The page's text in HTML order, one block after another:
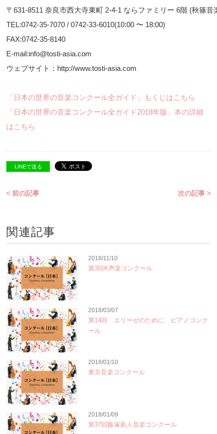
〒631-8511 奈良市西大寺東町 2-4-1 ならファミリー 6階 (秋篠音
TEL:0742-35-7070 / 0742-33-6010(10:00 〜 18:00)
FAX:0742-35-8140
E-mail:info@tosti-asia.com
ウェブサイト：http://www.tosti-asia.com
「日本の世界の音楽コンクール全ガイド」もくじはこちら
「日本の世界の音楽コンクール全ガイド2018年版」本の詳細
はこちら
LINEで送る
< 前の記事 次の記事 >
関連記事
2018/11/10
第3回K声楽コンクール
2018/03/07
第14回 エリーゼのために ピアノコンク
ール
2018/01/10
東京音楽コンクール
2018/01/09
第37回飯塚新人音楽コンクール